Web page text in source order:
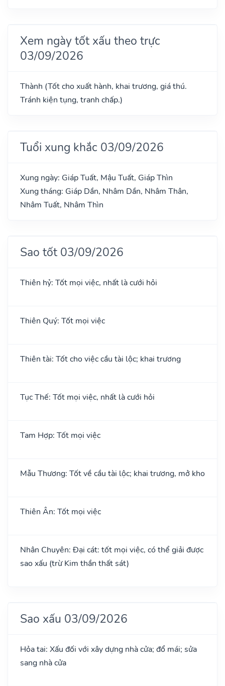
Xem ngày tốt xấu theo trực
03/09/2026
Thành (Tốt cho xuất hành, khai trương, giá thú.
Tránh kiện tụng, tranh chấp.)
Tuổi xung khắc 03/09/2026
Xung ngày: Giáp Tuất, Mậu Tuất, Giáp Thìn
Xung tháng: Giáp Dần, Nhâm Dần, Nhâm Thân,
Nhâm Tuất, Nhâm Thìn
Sao tốt 03/09/2026
Thiên hỷ: Tốt mọi việc, nhất là cưới hỏi
Thiên Quý: Tốt mọi việc
Thiên tài: Tốt cho việc cầu tài lộc; khai trương
Tục Thế: Tốt mọi việc, nhất là cưới hỏi
Tam Hợp: Tốt mọi việc
Mẫu Thương: Tốt về cầu tài lộc; khai trương, mở kho
Thiên Ân: Tốt mọi việc
Nhân Chuyên: Đại cát: tốt mọi việc, có thể giải được
sao xấu (trừ Kim thần thất sát)
Sao xấu 03/09/2026
Hỏa tai: Xấu đối với xây dựng nhà cửa; đổ mái; sửa
sang nhà cửa